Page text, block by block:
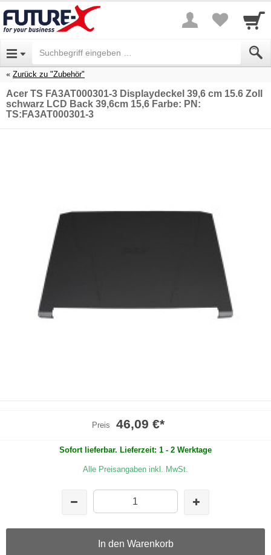
Zurück zu "Zubehör"
Acer TS FA3AT000301-3 Displaydeckel 39,6 cm 15.6 Zoll
schwarz LCD Back 39,6cm 15,6 Farbe: PN:
TS:FA3AT000301-3
Preis 46,09 €*
Sofort lieferbar. Lieferzeit: 1 - 2 Werktage
Alle Preisangaben inkl. MwSt.
In den Warenkorb